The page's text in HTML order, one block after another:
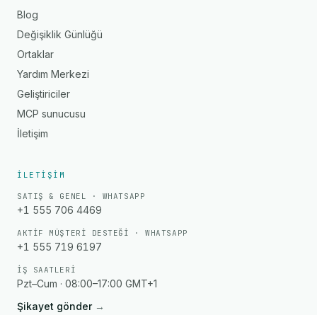
Blog
Değişiklik Günlüğü
Ortaklar
Yardım Merkezi
Geliştiriciler
MCP sunucusu
İletişim
İLETIŞIM
SATIŞ & GENEL · WHATSAPP
+1 555 706 4469
AKTIF MÜŞTERI DESTEĞI · WHATSAPP
+1 555 719 6197
İŞ SAATLERI
Pzt–Cum · 08:00–17:00 GMT+1
Şikayet gönder →